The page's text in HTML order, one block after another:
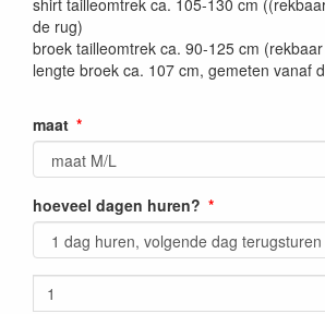
shirt tailleomtrek ca. 105-130 cm
de rug)
broek tailleomtrek ca. 90-125 cm
lengte broek ca. 107 cm, gemeten vanaf
maat
hoeveel dagen huren?